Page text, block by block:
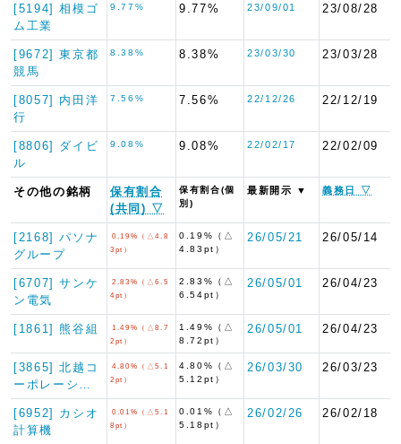
[5194] 相模ゴ
ム工業
9.77% 9.77% 23/09/01 23/08/28
[9672] 東京都
競馬
8.38% 8.38% 23/03/30 23/03/28
[8057] 内田洋
行
7.56% 7.56% 22/12/26 22/12/19
[8806] ダイビ
ル
9.08% 9.08% 22/02/17 22/02/09
その他の銘柄
保有割合
(共同) ▽
保有割合(個
別)
最新開示 ▼ 義務日 ▽
[2168] パソナ
グループ
0.19%（△4.8
3pt）
0.19%（△
4.83pt）
26/05/21 26/05/14
[6707] サンケ
ン電気
2.83%（△6.5
4pt）
2.83%（△
6.54pt）
26/05/01 26/04/23
[1861] 熊谷組
1.49%（△8.7
2pt）
1.49%（△
8.72pt）
26/05/01 26/04/23
[3865] 北越コ
ーポレーシ…
4.80%（△5.1
2pt）
4.80%（△
5.12pt）
26/03/30 26/03/23
[6952] カシオ
計算機
0.01%（△5.1
8pt）
0.01%（△
5.18pt）
26/02/26 26/02/18